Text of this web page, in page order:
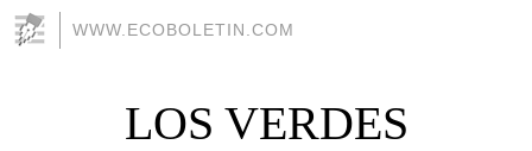
WWW.ECOBOLETIN.COM
LOS VERDES